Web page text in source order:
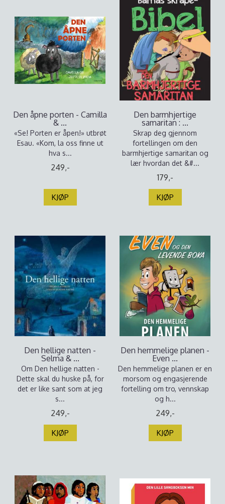
Den åpne porten - Camilla
& ...
«Se! Porten er åpen!» utbrøt
Esau. «Kom, la oss finne ut
hva s...
249,-
KJØP
Den barmhjertige
samaritan : ...
Skrap deg gjennom
fortellingen om den
barmhjertige samaritan og
lær hvordan det &#...
179,-
KJØP
Den hellige natten -
Selma & ...
Om Den hellige natten -
Dette skal du huske på, for
det er like sant som at jeg
s...
249,-
KJØP
Den hemmelige planen -
Even ...
Den hemmelige planen er en
morsom og engasjerende
fortelling om tro, vennskap
og h...
249,-
KJØP